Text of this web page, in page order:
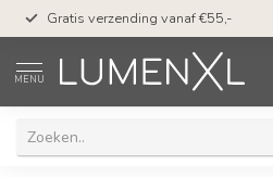
Gratis verzending vanaf €55,-
MENU